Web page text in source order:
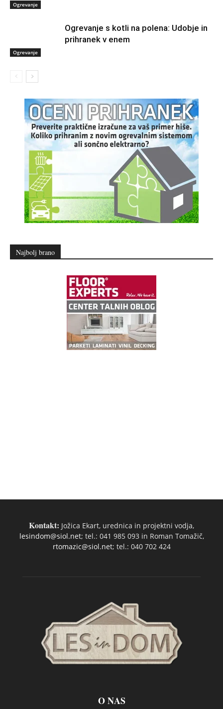
Ogrevanje
Ogrevanje
Ogrevanje s kotli na polena: Udobje in
prihranek v enem
Najbolj brano
Kontakt: Jožica Ekart, urednica in projektni vodja,
lesindom@siol.net; tel.: 041 985 093 in Roman Tomažič,
rtomazic@siol.net; tel.: 040 702 424
O NAS